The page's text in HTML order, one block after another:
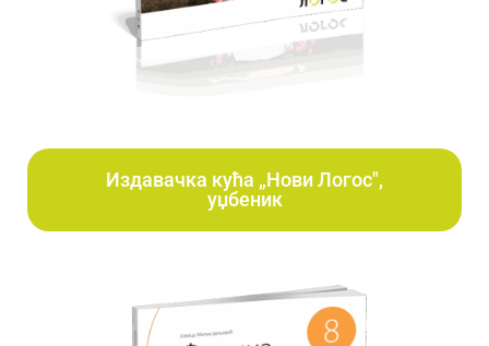
Издавачка кућа „Нови Логос",
уџбеник